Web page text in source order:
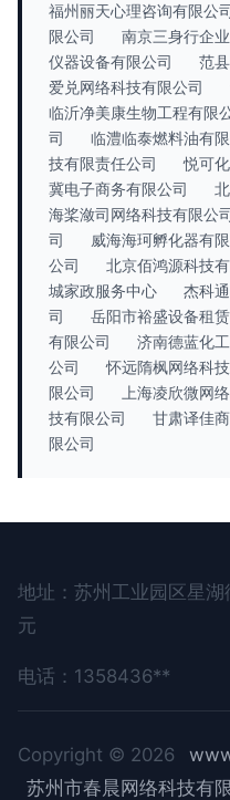
福州丽天心理咨询有限公
限公司
南京三身行企
仪器设备有限公司
范
爱兑网络科技有限公司
临沂净美康生物工程有限
司
临澧临泰燃料油有
技有限责任公司
悦可
冀电子商务有限公司
海桨潋司网络科技有限公
司
威海海珂孵化器有
公司
北京佰鸿源科技
城家政服务中心
杰科
司
岳阳市裕盛设备租
有限公司
济南德蓝化
公司
怀远隋枫网络科
限公司
上海凌欣微网
技有限公司
甘肃译佳
限公司
地址：苏州工业园区星
元
电话：1358436**
Copyright © 2026
苏州市春晨网络科技有